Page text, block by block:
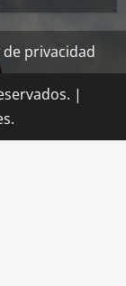
de privacidad
|